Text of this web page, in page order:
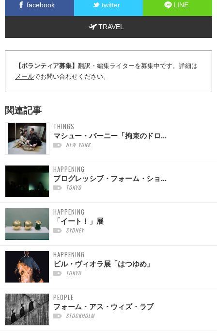
facebook twitter LINE
TRAVEL
【ボランティア募集】 翻訳・編集ライターを募集中です。詳細は
メールでお問い合わせください。
関連記事
THINGS
マシュー・バーニー「拘束のドロ...
NEW YORK
HAPPENING
プログレッシブ・フォーム・ショ...
TOKYO
HAPPENING
「イート！」展
SYDNEY
HAPPENING
ビル・ヴィオラ展「はつゆめ」
TOKYO
PEOPLE
フォーム・アス・ウィズ・ラブ
STOCKHOLM